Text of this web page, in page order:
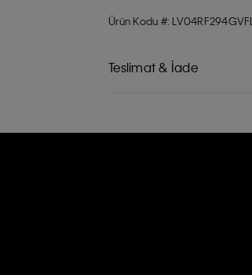
Ürün Kodu #: LV04RF294GVFL
Teslimat & İade